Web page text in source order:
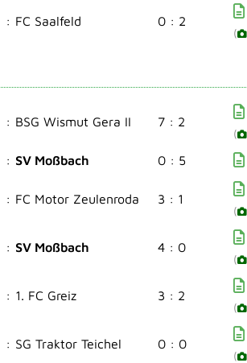
: FC Saalfeld 0 : 2
(
: BSG Wismut Gera II 7 : 2
(
: SV Moßbach 0 : 5
: FC Motor Zeulenroda 3 : 1
(
: SV Moßbach 4 : 0
(
: 1. FC Greiz 3 : 2
(
: SG Traktor Teichel 0 : 0
(